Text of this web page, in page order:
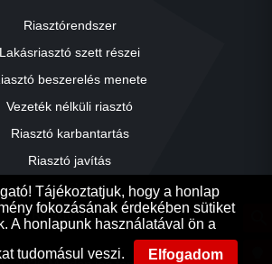
Riasztórendszer
Lakásriasztó szett részei
beszerelés menete
Vezeték nélküli riasztó
Riasztó karbantartás
Riasztó javítás
Riasztók árai
Riasztó akció
Tájékoztatjuk, hogy a honlap
fokozásának érdekében sütiket
A honlapunk használatával ön a
tudomásul veszi.
Elfogadom